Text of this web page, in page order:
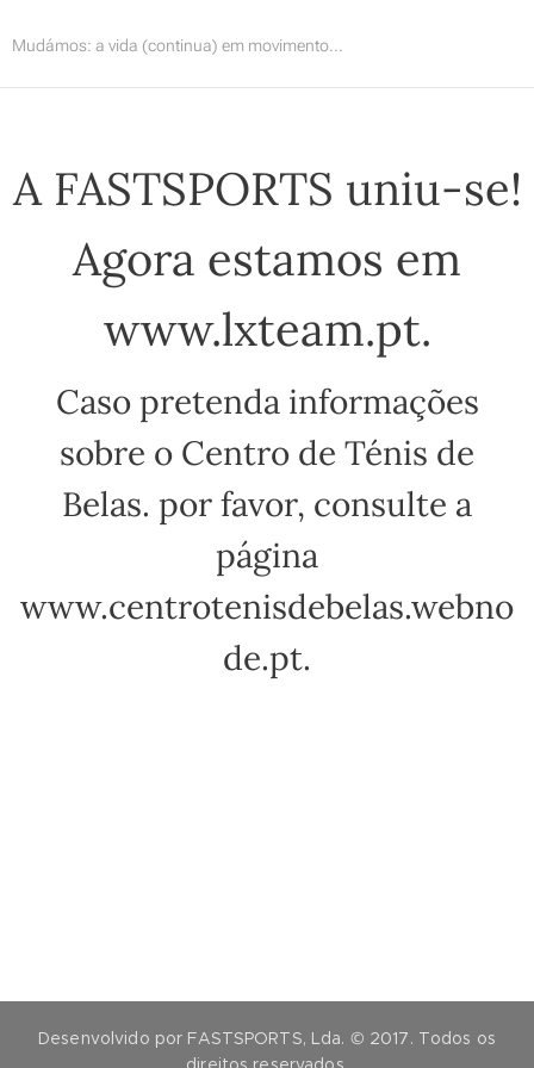
Mudámos: a vida (continua) em movimento...
A FASTSPORTS uniu-se!
Agora estamos em
www.lxteam.pt.
Caso pretenda informações
sobre o Centro de Ténis de
Belas. por favor, consulte a
página
www.centrotenisdebelas.webno
de.pt.
Desenvolvido por FASTSPORTS, Lda. © 2017. Todos os